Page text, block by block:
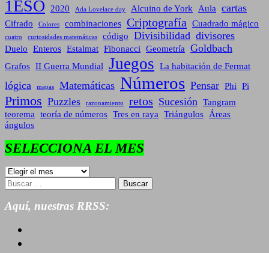
1ESO 2020 Ada Lovelace day Alcuino de York Aula cartas
Cifrado Colores combinaciones Criptografía Cuadrado mágico
cuatro curiosidades matemáticas código Divisibilidad divisores
Duelo Enteros Estalmat Fibonacci Geometría Goldbach
Grafos II Guerra Mundial Juegos La habitación de Fermat
lógica mapas Matemáticas Números Pensar Phi Pi
Primos Puzzles razonamiento retos Sucesión Tangram
teorema teoría de números Tres en raya Triángulos Áreas
ángulos
SELECCIONA EL MES
SELECCIONA
EL
MES
Buscar:
Aquí, nuestras RRSS: